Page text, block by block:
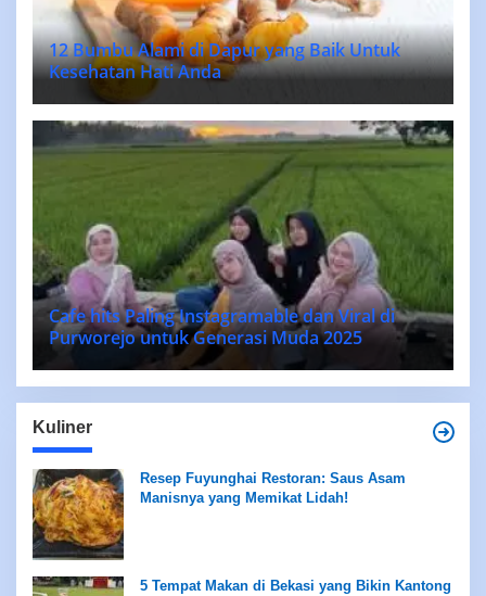
12 Bumbu Alami di Dapur yang Baik Untuk
Kesehatan Hati Anda
Cafe hits Paling Instagramable dan Viral di
Purworejo untuk Generasi Muda 2025
Kuliner
Resep Fuyunghai Restoran: Saus Asam
Manisnya yang Memikat Lidah!
5 Tempat Makan di Bekasi yang Bikin Kantong